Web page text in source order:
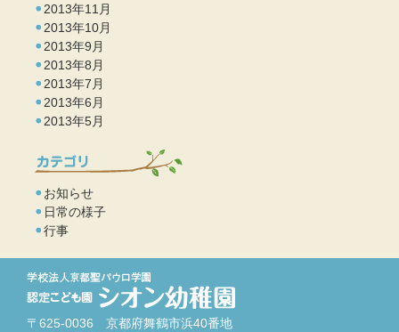
2013年11月
2013年10月
2013年9月
2013年8月
2013年7月
2013年6月
2013年5月
お知らせ
日常の様子
行事
〒625-0036 京都府舞鶴市浜40番地